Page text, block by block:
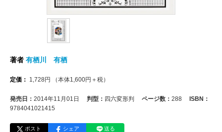
著者 有栖川 有栖
定価： 1,728円 （本体1,600円＋税）
発売日： 2014年11月01日 判型： 四六変形判 ページ数： 288
ISBN：
9784041021415
ポスト シェア 送る